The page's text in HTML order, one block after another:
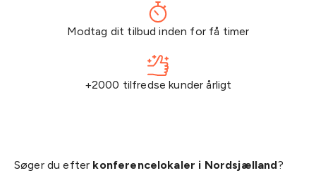
Modtag dit tilbud inden for få timer
+2000 tilfredse kunder årligt
Søger du efter konferencelokaler i Nordsjælland?